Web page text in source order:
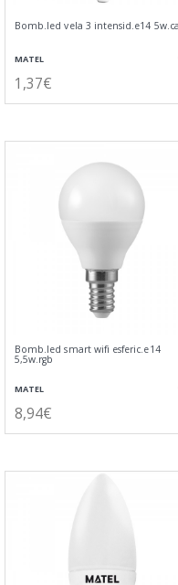
Bomb.led vela 3 intensid.e14
MATEL
1,37€
Bomb.led smart wifi esferic.e14
5,5w.rgb
MATEL
8,94€